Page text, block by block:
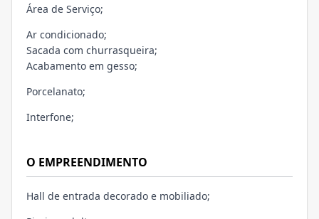
Área de Serviço;
Ar condicionado;
Sacada com churrasqueira;
Acabamento em gesso;
Porcelanato;
Interfone;
O EMPREENDIMENTO
Hall de entrada decorado e mobiliado;